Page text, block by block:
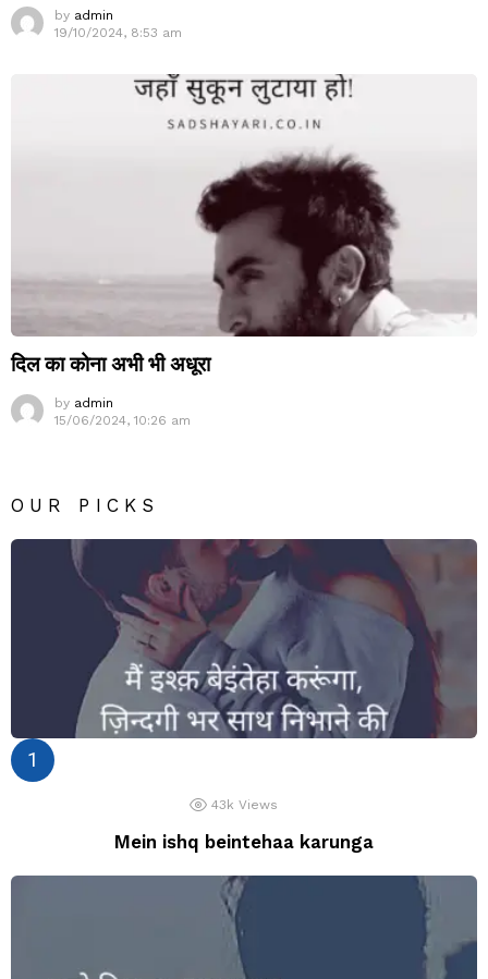
by admin
19/10/2024, 8:53 am
दिल का कोना अभी भी अधूरा
by admin
15/06/2024, 10:26 am
OUR PICKS
43k Views
Mein ishq beintehaa karunga